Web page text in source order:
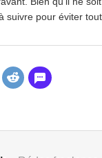
suivre pour éviter